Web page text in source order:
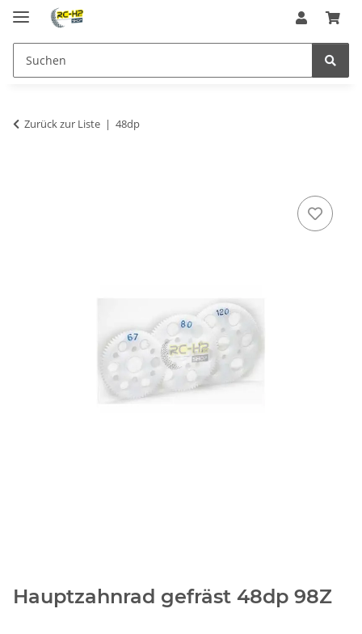
Zurück zur Liste 48dp
Hauptzahnrad gefräst 48dp 98Z